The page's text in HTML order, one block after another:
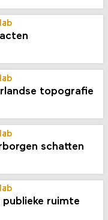
topografie
schatten
ruimte